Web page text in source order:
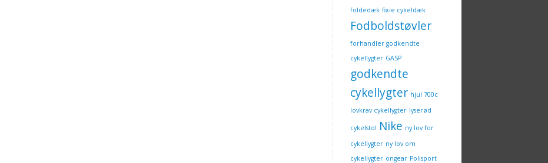
foldedæk fixie cykeldæk
Fodboldstøvler
forhandler godkendte
cykellygter GASP
godkendte
cykellygter hjul 700c
lovkrav cykellygter lyserød
cykelstol Nike ny lov for
cykellygter ny lov om
cykellygter ongear Polisport